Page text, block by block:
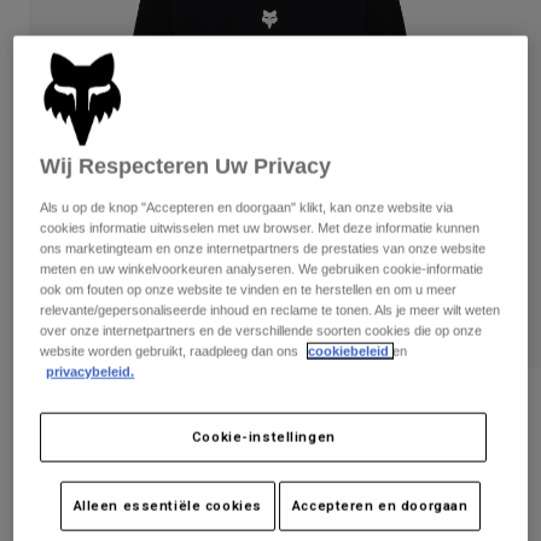
Broeken
Korte broeken
Jassen
Handschoenen
Beschermingen
Brillen
Accessoires
Broeken
Handschoenen
Protections
Brillen
Sokken
Tassen & Accessoires
Overhemden
Alles bekijken
Women
T-Shirts & Tops
Hoodies en truien
Jassen
Leggings & Broeken
Shirts
Alles bekijken
Youth
Beschermers
Brillen
Socks
Alles bekijken
Moto
Helmen
Shirts
Pants
Gloves
Brillen
T-shirt met lange mouw Race Spec
Long Sleeve Premium
Artikelnummer32930-001-S
Price reduced from
to
Wij Respecteren Uw Privacy
Als u op de knop "Accepteren en doorgaan" klikt, kan onze website via
cookies informatie uitwisselen met uw browser. Met deze informatie kunnen
ons marketingteam en onze internetpartners de prestaties van onze website
meten en uw winkelvoorkeuren analyseren. We gebruiken cookie-informatie
ook om fouten op onze website te vinden en te herstellen en om u meer
relevante/gepersonaliseerde inhoud en reclame te tonen. Als je meer wilt weten
over onze internetpartners en de verschillende soorten cookies die op onze
website worden gebruikt, raadpleeg dan ons
cookiebeleid en
privacybeleid.
Cookie-instellingen
Alleen essentiële cookies Accepteren en doorgaan